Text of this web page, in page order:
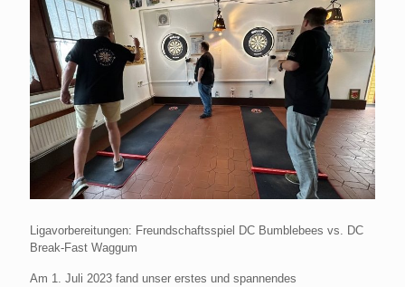
Ligavorbereitungen: Freundschaftsspiel DC Bumblebees vs. DC
Break-Fast Waggum
Am 1. Juli 2023 fand unser erstes und spannendes